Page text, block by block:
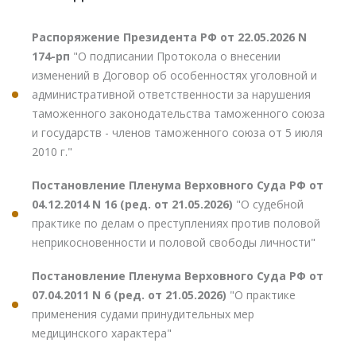
Распоряжение Президента РФ от 22.05.2026 N
174-рп "О подписании Протокола о внесении
изменений в Договор об особенностях уголовной и
административной ответственности за нарушения
таможенного законодательства таможенного союза
и государств - членов таможенного союза от 5 июля
2010 г."
Постановление Пленума Верховного Суда РФ от
04.12.2014 N 16 (ред. от 21.05.2026) "О судебной
практике по делам о преступлениях против половой
неприкосновенности и половой свободы личности"
Постановление Пленума Верховного Суда РФ от
07.04.2011 N 6 (ред. от 21.05.2026) "О практике
применения судами принудительных мер
медицинского характера"